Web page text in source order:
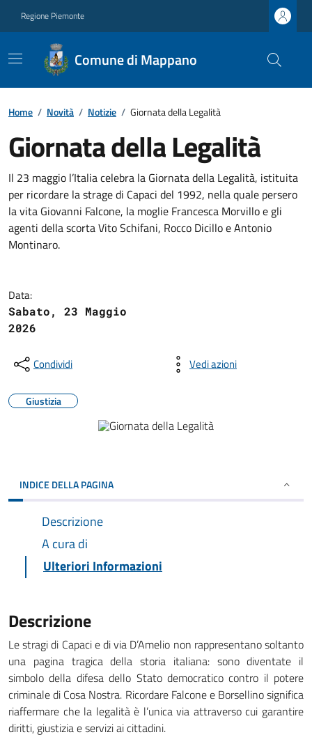
Regione Piemonte
Comune di Mappano
Home / Novità / Notizie / Giornata della Legalità
Giornata della Legalità
Il 23 maggio l’Italia celebra la Giornata della Legalità, istituita
per ricordare la strage di Capaci del 1992, nella quale persero
la vita Giovanni Falcone, la moglie Francesca Morvillo e gli
agenti della scorta Vito Schifani, Rocco Dicillo e Antonio
Montinaro.
Data:
Sabato, 23 Maggio
2026
Condividi Vedi azioni
Giustizia
INDICE DELLA PAGINA
Descrizione
A cura di
Ulteriori Informazioni
Descrizione
Le stragi di Capaci e di via D’Amelio non rappresentano soltanto
una pagina tragica della storia italiana: sono diventate il
simbolo della difesa dello Stato democratico contro il potere
criminale di Cosa Nostra. Ricordare Falcone e Borsellino significa
riaffermare che la legalità è l’unica via attraverso cui garantire
diritti, giustizia e servizi ai cittadini.